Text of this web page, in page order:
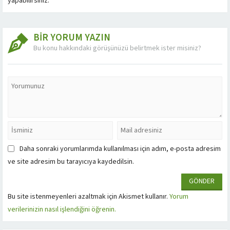
BİR YORUM YAZIN
Bu konu hakkındaki görüşünüzü belirtmek ister misiniz?
Daha sonraki yorumlarımda kullanılması için adım, e-posta adresim
ve site adresim bu tarayıcıya kaydedilsin.
Bu site istenmeyenleri azaltmak için Akismet kullanır. Yorum
verilerinizin nasıl işlendiğini öğrenin.